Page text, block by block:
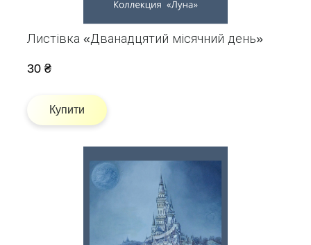
Листівка «Дванадцятий місячний день»
30 ₴
Купити